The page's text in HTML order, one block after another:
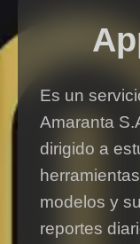
Es un
Amaranta
dirigido a
modelos y
reportes